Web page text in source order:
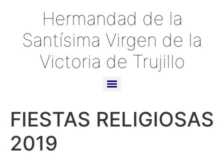
Hermandad de la
Santísima Virgen de la
Victoria de Trujillo
FIESTAS RELIGIOSAS
2019